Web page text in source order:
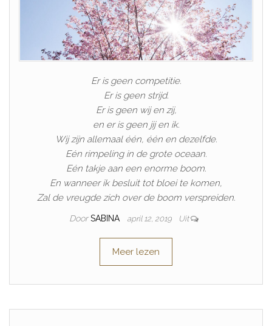
Er is geen competitie.
Er is geen strijd.
Er is geen wij en zij,
en er is geen jij en ik.
Wij zijn allemaal één, één en dezelfde.
Eén rimpeling in de grote oceaan.
Eén takje aan een enorme boom.
En wanneer ik besluit tot bloei te komen,
Zal de vreugde zich over de boom verspreiden.
Door SABINA april 12, 2019 Uit
Meer lezen